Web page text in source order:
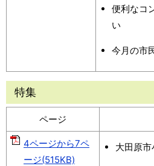
便利なコ
い
今月の市
特集
ページ
4ページから7ペ
ージ(515KB)
大田原